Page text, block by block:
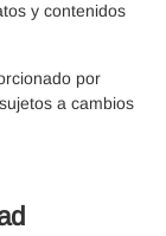
y contenidos
por
a cambios